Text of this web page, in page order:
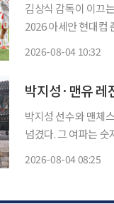
김상식 감독이 이끄
2026 아세안 현대컵 준결승 진출 가
2026-08-04 10:32
박지성·맨유
박지성 선수와 맨체
넘겼다. 그 여파는 숫
2026-08-04 08:25